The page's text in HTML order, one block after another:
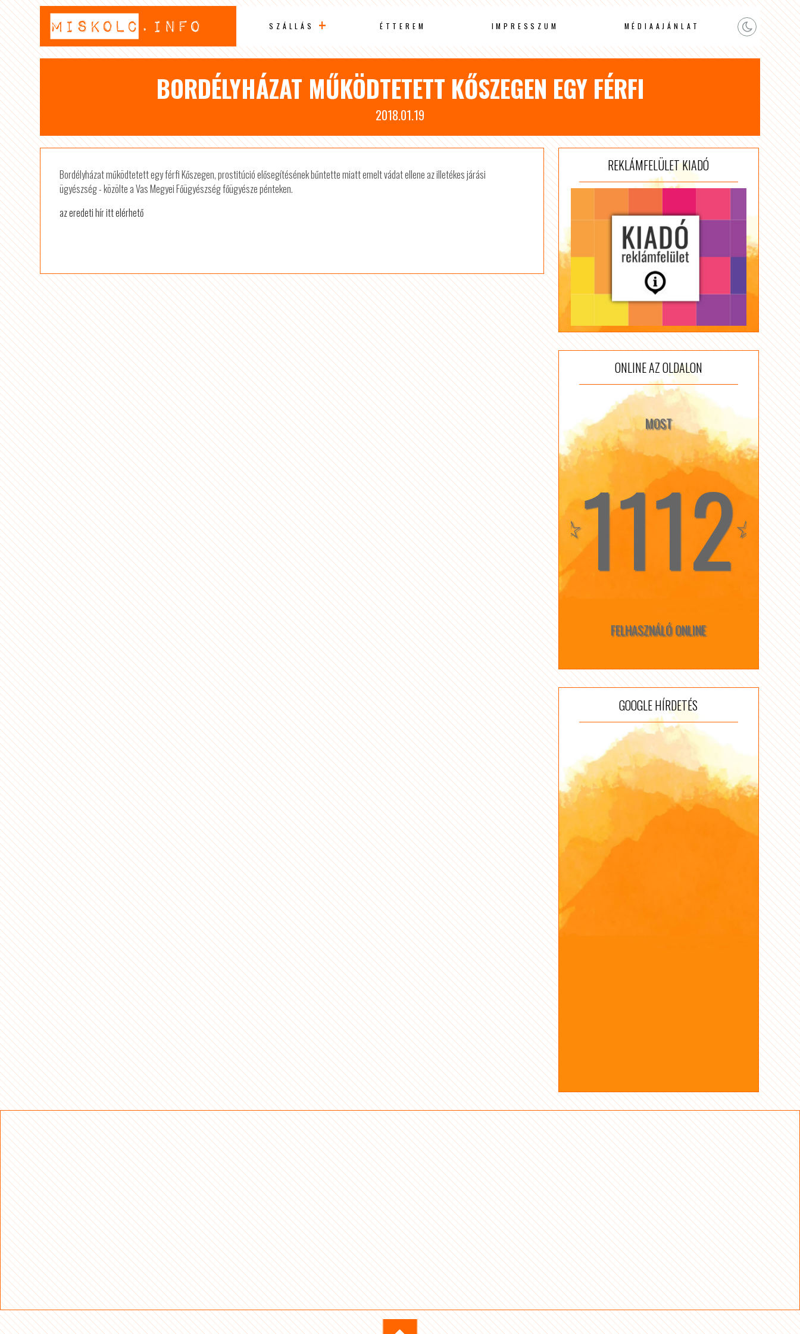
SZÁLLÁS ÉTTEREM IMPRESSZUM MÉDIAAJÁNLAT
BORDÉLYHÁZAT MŰKÖDTETETT KŐSZEGEN EGY FÉRFI
2018.01.19
Bordélyházat működtetett egy férfi Kőszegen, prostitúció elősegítésének bűntette miatt emelt vádat ellene az illetékes járási
ügyészség - közölte a Vas Megyei Főügyészség főügyésze pénteken.
az eredeti hír itt elérhető
REKLÁMFELÜLET KIADÓ
ONLINE AZ OLDALON
MOST
☆1112☆
FELHASZNÁLÓ ONLINE
GOOGLE HÍRDETÉS